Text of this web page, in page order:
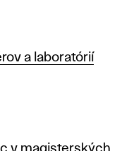
a laboratórií